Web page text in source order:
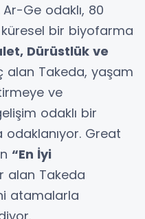
Ar-Ge odaklı, 80
bir biyofarma
Dürüstlük ve
alan Takeda, yaşam
ve
odaklı bir
odaklanıyor. Great
“En İyi
alan Takeda
atamalarla